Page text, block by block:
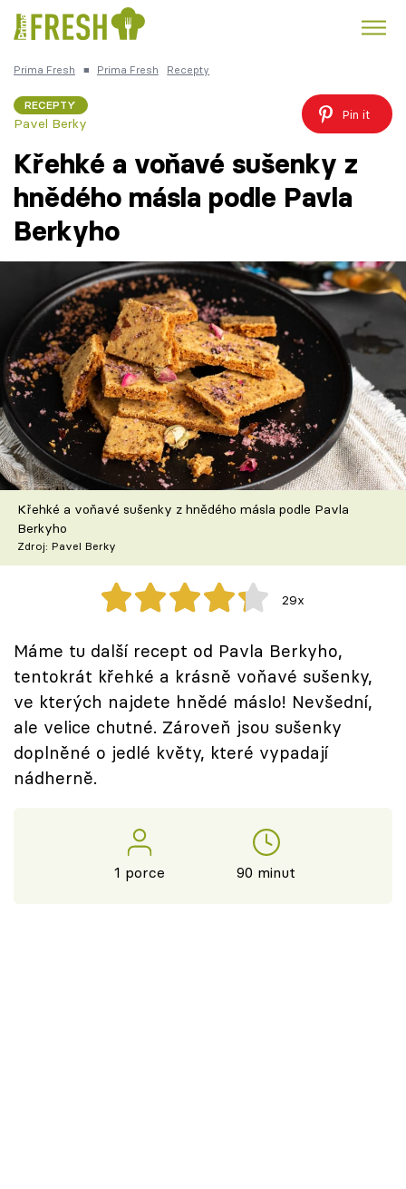
Česká kuchyně
Témata
Recepty
Články
TV Program
Škola vaření
Recepty z TV
Speciál: Cuketa
Těhotnej kuchař
Sledujte prima+
Přihlášení
Sledujte nás
Prima Fresh ■ Prima Fresh Recepty
RECEPTY
Pavel Berky
Pin it
Křehké a voňavé sušenky z
hnědého másla podle Pavla
Berkyho
Křehké a voňavé sušenky z hnědého másla podle Pavla
Berkyho
Zdroj: Pavel Berky
29x
Máme tu další recept od Pavla Berkyho,
tentokrát křehké a krásně voňavé sušenky,
ve kterých najdete hnědé máslo! Nevšední,
ale velice chutné. Zároveň jsou sušenky
doplněné o jedlé květy, které vypadají
nádherně.
1 porce 90 minut